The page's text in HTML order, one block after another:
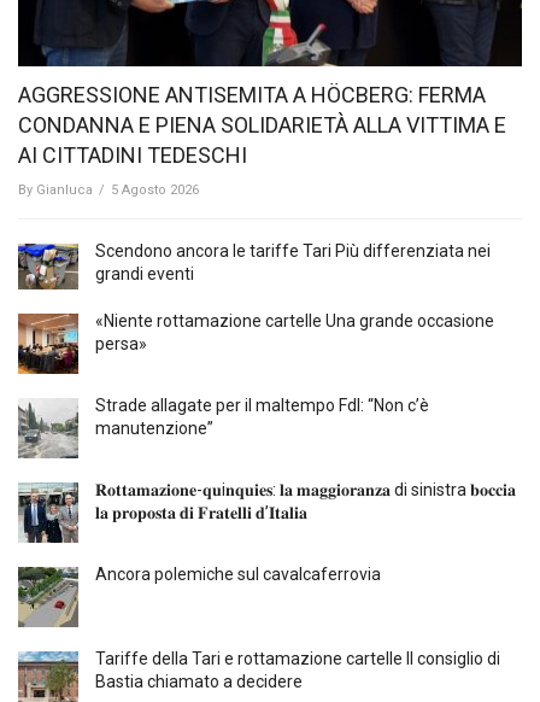
AGGRESSIONE ANTISEMITA A HÖCBERG: FERMA
CONDANNA E PIENA SOLIDARIETÀ ALLA VITTIMA E
AI CITTADINI TEDESCHI
By Gianluca / 5 Agosto 2026
Scendono ancora le tariffe Tari Più differenziata nei
grandi eventi
«Niente rottamazione cartelle Una grande occasione
persa»
Strade allagate per il maltempo FdI: “Non c’è
manutenzione”
𝐑𝐨𝐭𝐭𝐚𝐦𝐚𝐳𝐢𝐨𝐧𝐞-𝐪𝐮i𝐧𝐪𝐮𝐢𝐞𝐬: 𝐥𝐚 𝐦𝐚𝐠𝐠𝐢𝐨𝐫𝐚𝐧𝐳𝐚 di sinistra 𝐛𝐨𝐜𝐜𝐢𝐚
𝐥𝐚 𝐩𝐫𝐨𝐩𝐨𝐬𝐭𝐚 𝐝𝐢 𝐅𝐫𝐚𝐭𝐞𝐥𝐥𝐢 𝐝’𝐈𝐭𝐚𝐥𝐢𝐚
Ancora polemiche sul cavalcaferrovia
Tariffe della Tari e rottamazione cartelle Il consiglio di
Bastia chiamato a decidere